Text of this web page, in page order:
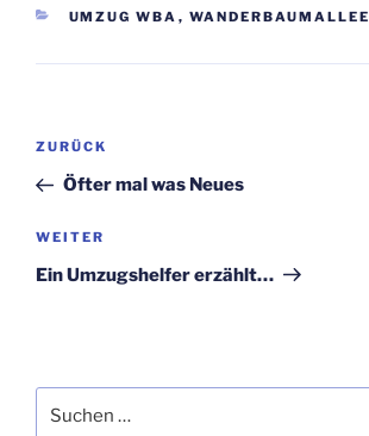
KATEGORIEN
UMZUG WBA , WANDERBAUMALLEE
Beitragsnavigation
Vorheriger
Beitrag
ZURÜCK
Öfter mal was Neues
Nächster
Beitrag
WEITER
Ein Umzugs­hel­fer erzählt…
nach: